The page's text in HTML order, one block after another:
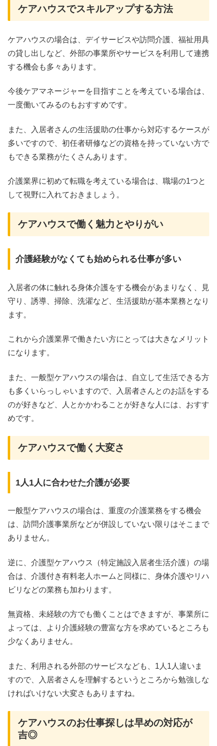
ケアハウスでスキルアップする方法
ケアハウスの場合は、デイサービスや訪問介護、福祉用具
の貸し出しなど、外部の事業所やサービスを利用して連携
する機会も多々あります。
今後ケアマネージャーを目指すことを考えている場合は、
一度働いてみるのもおすすめです。
また、入居者さんの生活援助の仕事から対応するケースが
多いですので、初任者研修などの資格を持っていない方で
もできる業務がたくさんあります。
介護業界に初めて転職を考えている場合は、職場の1つと
して視野に入れておきましょう。
ケアハウスで働く魅力とやりがい
介護経験がなくても始められる仕事が多い
入居者の体に触れる身体介護をする機会があまりなく、見
守り、誘導、掃除、洗濯など、生活援助が基本業務となり
ます。
これから介護業界で働きたい方にとっては大きなメリット
になります。
また、一般型ケアハウスの場合は、自立して生活できる方
も多くいらっしゃいますので、入居者さんとのお話をする
のが好きなど、人とかかわることが好きな人には、おすす
めです。
ケアハウスで働く大変さ
1人1人に合わせた介護が必要
一般型ケアハウスの場合は、重度の介護業務をする機会
は、訪問介護事業所などが併設していない限りはそこまで
ありません。
逆に、介護型ケアハウス（特定施設入居者生活介護）の場
合は、介護付き有料老人ホームと同様に、身体介護やリハ
ビリなどの業務も加わります。
無資格、未経験の方でも働くことはできますが、事業所に
よっては、より介護経験の豊富な方を求めているところも
少なくありません。
また、利用される外部のサービスなども、1人1人違いま
すので、入居者さんを理解するというところから勉強しな
ければいけない大変さもありますね。
ケアハウスのお仕事探しは早めの対応が
吉◎